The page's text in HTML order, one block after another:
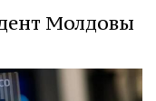
Молдовы